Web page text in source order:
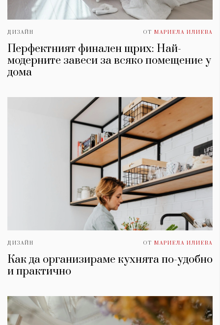
ДИЗАЙН ОТ МАРИЕЛА ИЛИЕВА
Перфектният финален щрих: Най-
модерните завеси за всяко помещение у
дома
ДИЗАЙН ОТ МАРИЕЛА ИЛИЕВА
Как да организираме кухнята по-удобно
и практично